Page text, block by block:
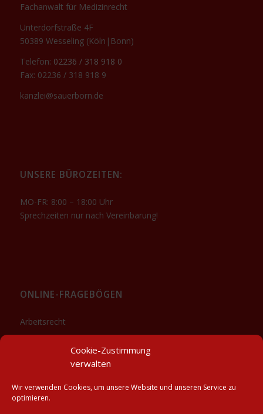
Cookie-Zustimmung
verwalten
Wir verwenden Cookies, um unsere Website und unseren Service zu
optimieren.
Fachanwalt für Medizinrecht
Unterdorfstraße 4F
50389 Wesseling (Köln|Bonn)
Telefon: 02236 / 318 918 0
Fax: 02236 / 318 918 9
kanzlei@sauerborn.de
UNSERE BÜROZEITEN:
MO-FR: 8:00 – 18:00 Uhr
Sprechzeiten nur nach Vereinbarung!
ONLINE-FRAGEBÖGEN
Arbeitsrecht